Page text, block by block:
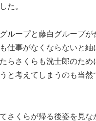
た。
ループと藤白グループが
仕事がなくならないと紬
らさくらも洸士郎のため
と考えてしまうのも当然
さくらが帰る後姿を見な